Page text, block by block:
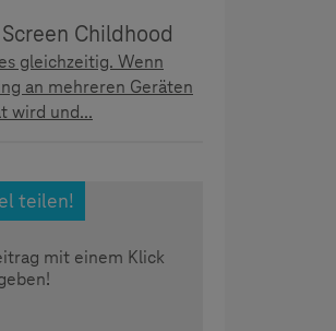
Childhood
gleichzeitig. Wenn
an mehreren Geräten
wird und...
teilen!
mit einem Klick